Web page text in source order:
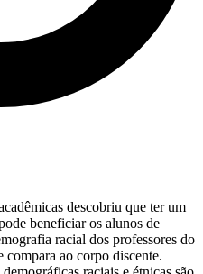
descobriu que ter um
beneficiar os alunos de
racial dos professores do
compara ao corpo discente.